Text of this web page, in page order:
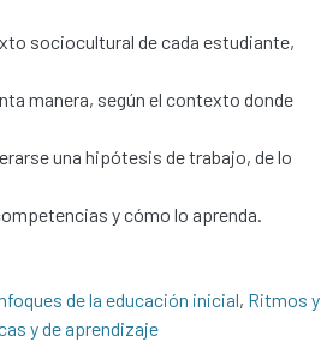
sociocultural de cada estudiante,
manera, según el contexto donde
una hipótesis de trabajo, de lo
y cómo lo aprenda.
de la educación inicial, Ritmos y
y de aprendizaje